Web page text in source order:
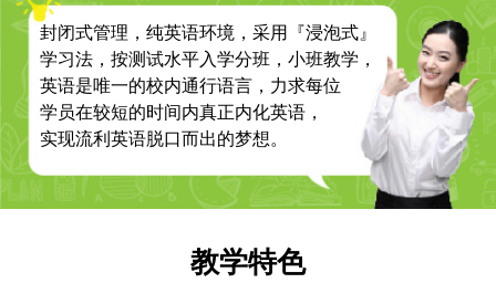
封闭式管理，纯英语环境，采用『浸泡式』
学习法，按测试水平入学分班，小班教学，
英语是唯一的校内通行语言，力求每位
学员在较短的时间内真正内化英语，
实现流利英语脱口而出的梦想。
教学特色